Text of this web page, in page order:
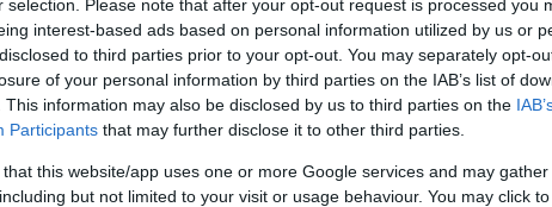
selection. Please note that after your opt-out request is processed you
interest-based ads based on personal information utilized by us or
to third parties prior to your opt-out. You may separately opt-
of your personal information by third parties on the IAB’s list of
This information may also be disclosed by us to third parties on the
Participants that may further disclose it to other third parties.
that this website/app uses one or more Google services and may
but not limited to your visit or usage behaviour. You may click